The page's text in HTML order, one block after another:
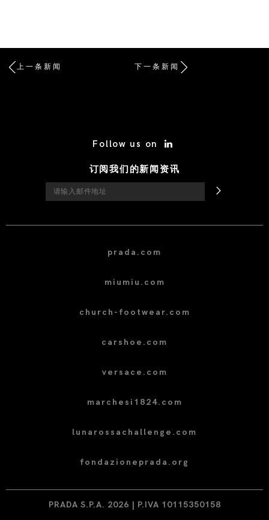
上一条新闻 下一条新闻
Follow us on
订阅我们的新闻资讯
prada.com
miumiu.com
church-footwear.com
carshoe.com
versace.com
marchesi1824.com
lunarossachallenge.com
fondazioneprada.org
PRADA S.P.A. 2026 | P.IVA 10115350158